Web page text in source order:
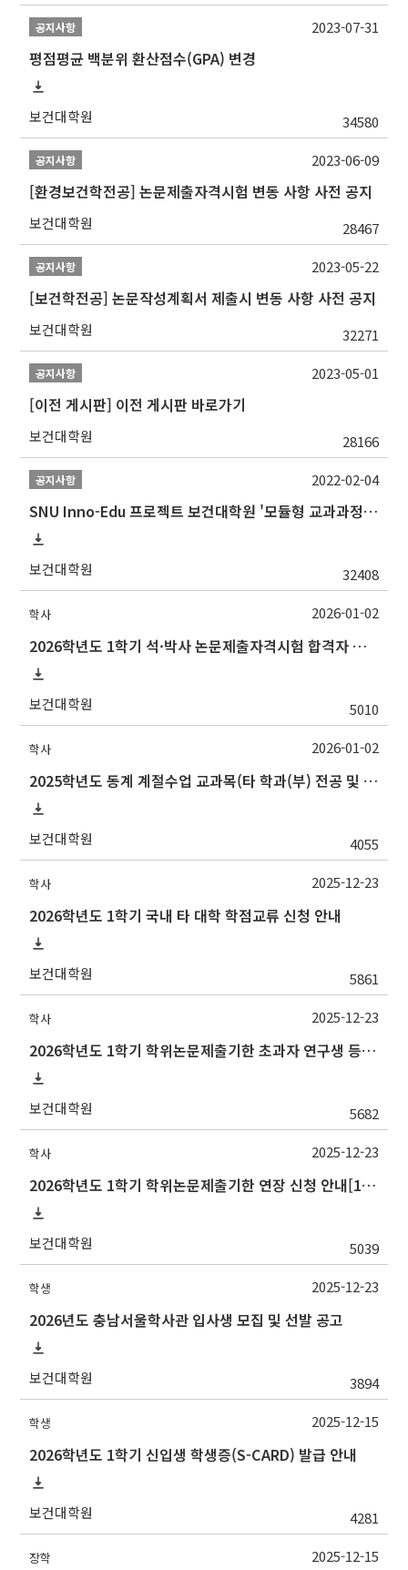
공지사항
평점평균 백분위 환산점수(GPA) 변경
보건대학원 34580
2023-07-31
공지사항
[환경보건학전공] 논문제출자격시험 변동 사항 사전 공지
보건대학원 28467
2023-06-09
공지사항
[보건학전공] 논문작성계획서 제출시 변동 사항 사전 공지
보건대학원 32271
2023-05-22
공지사항
[이전 게시판] 이전 게시판 바로가기
보건대학원 28166
2023-05-01
공지사항
SNU Inno-Edu 프로젝트 보건대학원 '모듈형 교과과정' 안내(revised 2022/2/28)
보건대학원 32408
2022-02-04
학사
2026학년도 1학기 석·박사 논문제출자격시험 합격자 공고(TSQ Exam Result)
보건대학원 5010
2026-01-02
학사
2025학년도 동계 계절수업 교과목(타 학과(부) 전공 및 교양) 성적평가방법 선택제 신청 안내
보건대학원 4055
2026-01-02
학사
2026학년도 1학기 국내 타 대학 학점교류 신청 안내
보건대학원 5861
2025-12-23
학사
2026학년도 1학기 학위논문제출기한 초과자 연구생 등록 신청 안내[1/6(화)까지]
보건대학원 5682
2025-12-23
학사
2026학년도 1학기 학위논문제출기한 연장 신청 안내[1/6(화)까지]
보건대학원 5039
2025-12-23
학생
2026년도 충남서울학사관 입사생 모집 및 선발 공고
보건대학원 3894
2025-12-23
학생
2026학년도 1학기 신입생 학생증(S-CARD) 발급 안내
보건대학원 4281
2025-12-15
장학 2025-12-15